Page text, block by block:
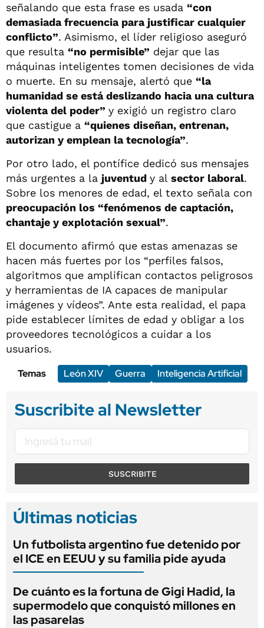
señalando que esta frase es usada “con
demasiada frecuencia para justificar cualquier
conflicto”. Asimismo, el líder religioso aseguró
que resulta “no permisible” dejar que las
máquinas inteligentes tomen decisiones de vida
o muerte. En su mensaje, alertó que “la
humanidad se está deslizando hacia una cultura
violenta del poder” y exigió un registro claro
que castigue a “quienes diseñan, entrenan,
autorizan y emplean la tecnología”.
Por otro lado, el pontífice dedicó sus mensajes
más urgentes a la juventud y al sector laboral.
Sobre los menores de edad, el texto señala con
preocupación los “fenómenos de captación,
chantaje y explotación sexual”.
El documento afirmó que estas amenazas se
hacen más fuertes por los “perfiles falsos,
algoritmos que amplifican contactos peligrosos
y herramientas de IA capaces de manipular
imágenes y vídeos”. Ante esta realidad, el papa
pide establecer límites de edad y obligar a los
proveedores tecnológicos a cuidar a los
usuarios.
Temas
León XIV Guerra Inteligencia Artificial
Suscribite al Newsletter
SUSCRIBITE
Últimas noticias
Un futbolista argentino fue detenido por
el ICE en EEUU y su familia pide ayuda
De cuánto es la fortuna de Gigi Hadid, la
supermodelo que conquistó millones en
las pasarelas